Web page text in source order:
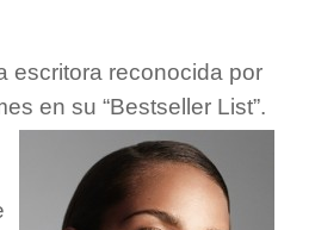
escritora reconocida por
en su “Bestseller List”.